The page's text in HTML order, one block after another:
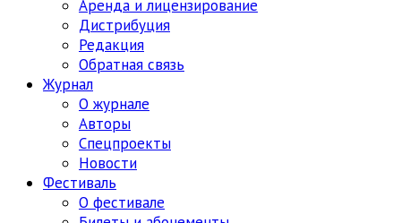
Аренда и лицензирование
Дистрибуция
Редакция
Обратная связь
Журнал
О журнале
Авторы
Спецпроекты
Новости
Фестиваль
О фестивале